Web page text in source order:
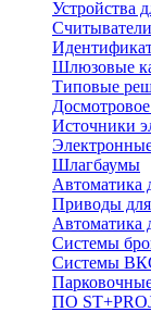
Устройства
Шлюзовые
Типовые
Источники
Шлагбаумы
Автоматика
Приводы
Автоматика
Системы
Системы
ПО